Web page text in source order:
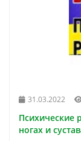
31.03.2022
Психические
ногах и